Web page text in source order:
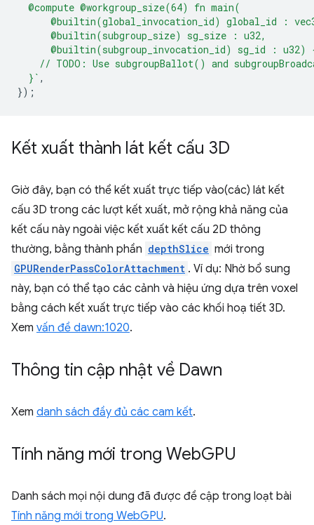
  @compute @workgroup_size(64) fn main(
@builtin(global_invocation_id) global_id :
      @builtin(subgroup_size) sg_size : u32,
@builtin(subgroup_invocation_id) sg_id : u32)
// TODO: Use subgroupBallot() and
  }`
,
});
Kết xuất thành lát kết cấu 3D
Giờ đây, bạn có thể kết xuất trực tiếp vào(các) lát kết
cấu 3D trong các lượt kết xuất, mở rộng khả năng của
kết cấu này ngoài việc kết xuất kết cấu 2D thông
thường, bằng thành phần depthSlice mới trong
GPURenderPassColorAttachment . Ví dụ: Nhờ bổ sung
này, bạn có thể tạo các cảnh và hiệu ứng dựa trên voxel
bằng cách kết xuất trực tiếp vào các khối hoạ tiết 3D.
Xem vấn đề dawn:1020.
Thông tin cập nhật về Dawn
Xem danh sách đầy đủ các cam kết.
Tính năng mới trong WebGPU
Danh sách mọi nội dung đã được đề cập trong loạt bài
Tính năng mới trong WebGPU.